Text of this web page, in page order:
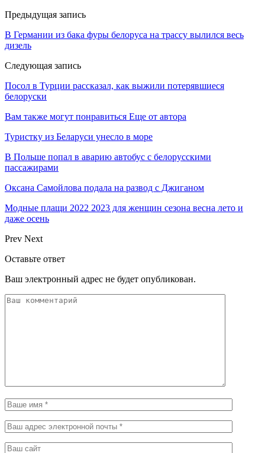
Предыдущая запись
В Германии из бака фуры белоруса на трассу вылился весь
дизель
Следующая запись
Посол в Турции рассказал, как выжили потерявшиеся
белоруски
Вам также могут понравиться Еще от автора
Туристку из Беларуси унесло в море
В Польше попал в аварию автобус с белорусскими
пассажирами
Оксана Самойлова подала на развод с Джиганом
Модные плащи 2022 2023 для женщин сезона весна лето и
даже осень
Prev Next
Оставьте ответ
Ваш электронный адрес не будет опубликован.